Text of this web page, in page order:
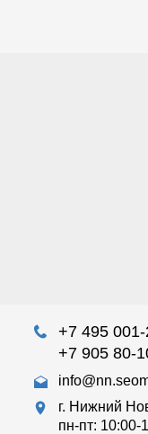
+7 495
+7 905 80-
г. Нижний
пн-пт: 10:00-